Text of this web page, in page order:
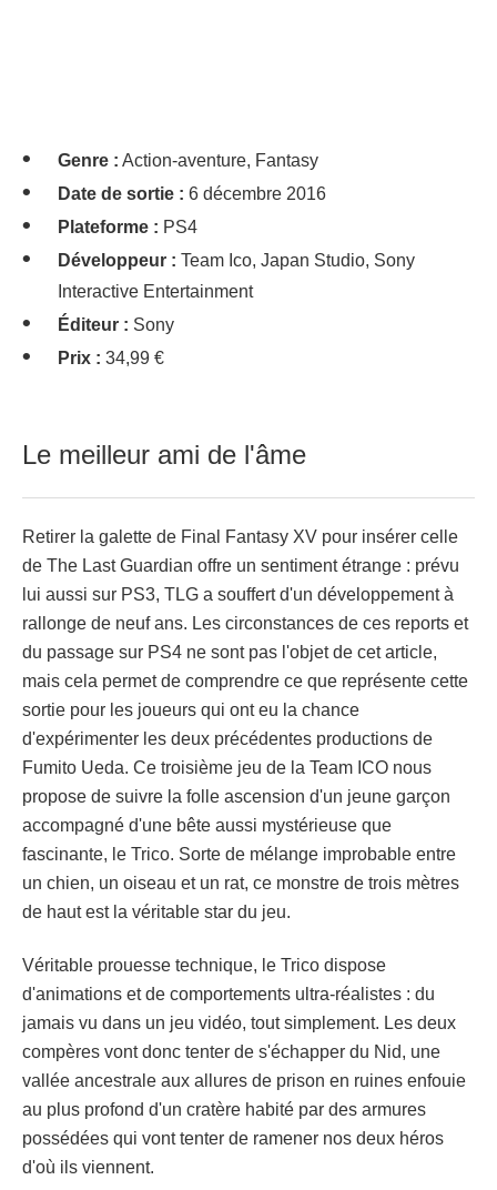
Genre : Action-aventure, Fantasy
Date de sortie : 6 décembre 2016
Plateforme : PS4
Développeur : Team Ico, Japan Studio, Sony
Interactive Entertainment
Éditeur : Sony
Prix : 34,99 €
Le meilleur ami de l'âme
Retirer la galette de Final Fantasy XV pour insérer celle
de The Last Guardian offre un sentiment étrange : prévu
lui aussi sur PS3, TLG a souffert d'un développement à
rallonge de neuf ans. Les circonstances de ces reports et
du passage sur PS4 ne sont pas l'objet de cet article,
mais cela permet de comprendre ce que représente cette
sortie pour les joueurs qui ont eu la chance
d'expérimenter les deux précédentes productions de
Fumito Ueda. Ce troisième jeu de la Team ICO nous
propose de suivre la folle ascension d'un jeune garçon
accompagné d'une bête aussi mystérieuse que
fascinante, le Trico. Sorte de mélange improbable entre
un chien, un oiseau et un rat, ce monstre de trois mètres
de haut est la véritable star du jeu.
Véritable prouesse technique, le Trico dispose
d'animations et de comportements ultra-réalistes : du
jamais vu dans un jeu vidéo, tout simplement. Les deux
compères vont donc tenter de s'échapper du Nid, une
vallée ancestrale aux allures de prison en ruines enfouie
au plus profond d'un cratère habité par des armures
possédées qui vont tenter de ramener nos deux héros
d'où ils viennent.